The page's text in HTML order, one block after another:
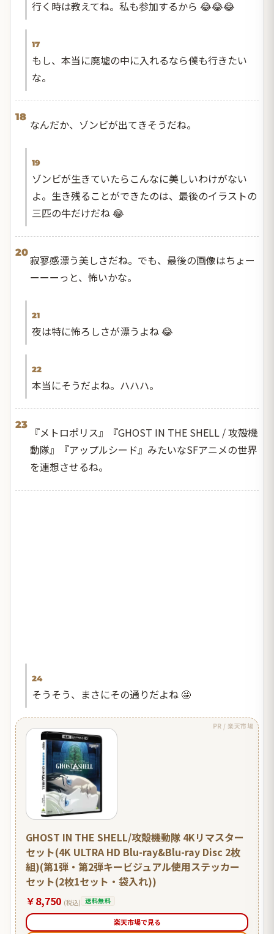
行く時は教えてね。私も参加するから 😂😂😂
17
もし、本当に廃墟の中に入れるなら僕も行きたい
な。
18
なんだか、ゾンビが出てきそうだね。
19
ゾンビが生きていたらこんなに美しいわけがない
よ。生き残ることができたのは、最後のイラストの
三匹の牛だけだね 😂
20
寂寥感漂う美しさだね。でも、最後の画像はちょー
ーーーっと、怖いかな。
21
夜は特に怖ろしさが漂うよね 😂
22
本当にそうだよね。ハハハ。
23
『メトロポリス』『GHOST IN THE SHELL / 攻殻機
動隊』『アップルシード』みたいなSFアニメの世界
を連想させるね。
24
そうそう、まさにその通りだよね 🤩
PR / 楽天市場
GHOST IN THE SHELL/攻殻機動隊 4Kリマスター
セット(4K ULTRA HD Blu-ray&Blu-ray Disc 2枚
組)(第1弾・第2弾キービジュアル使用ステッカー
セット(2枚1セット・袋入れ))
￥8,750 (税込) 送料無料
楽天市場で見る